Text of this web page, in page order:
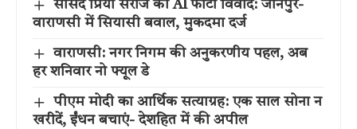
सांसद प्रिया सरोज की AI फोटो विवाद: जौनपुर-
वाराणसी में सियासी बवाल, मुकदमा दर्ज
वाराणसी: नगर निगम की अनुकरणीय पहल, अब
हर शनिवार नो फ्यूल डे
पीएम मोदी का आर्थिक सत्याग्रह: एक साल सोना न
खरीदें, ईंधन बचाएं- देशहित में की अपील